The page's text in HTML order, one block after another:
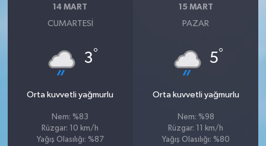
14 MART
CUMARTESI
3°
Orta kuvvetli yağmurlu
Nem: %83
Rüzgar: 10 km/h
Yağış Olasılığı: %87
15 MART
PAZAR
5°
Orta kuvvetli yağmurlu
Nem: %98
Rüzgar: 11 km/h
Yağış Olasılığı: %80